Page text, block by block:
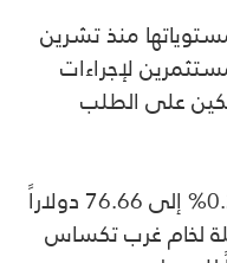
منذ تشرين
لإجراءات
بكين على الطلب
وزادت العقود الآجلة لخام برنت 0.2% إلى 76.66 دولاراً
لخام غرب تكساس